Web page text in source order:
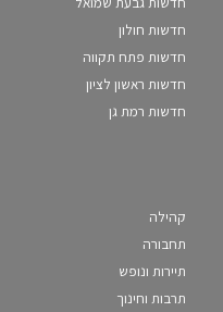
חדשות חולון
חדשות פתח תקווה
חדשות ראשון לציון
חדשות רמת גן
קהילה
תחבורה
תיירות ונופש
תרבות וחינוך